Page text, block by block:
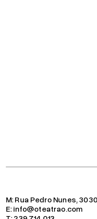
M: Rua Pedro Nunes,
E: info@oteatrao.com